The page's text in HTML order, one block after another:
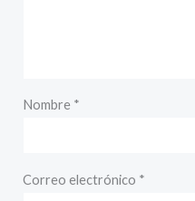
Nombre *
Correo electrónico *